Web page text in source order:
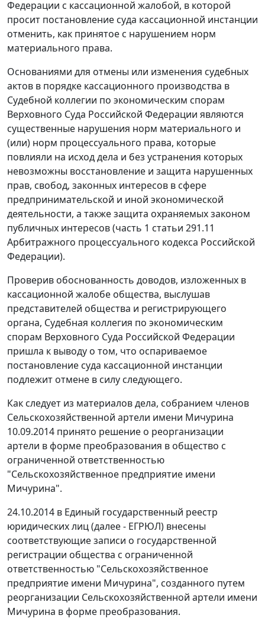
Федерации с кассационной жалобой, в которой
просит постановление суда кассационной инстанции
отменить, как принятое с нарушением норм
материального права.
Основаниями для отмены или изменения судебных
актов в порядке кассационного производства в
Судебной коллегии по экономическим спорам
Верховного Суда Российской Федерации являются
существенные нарушения норм материального и
(или) норм процессуального права, которые
повлияли на исход дела и без устранения которых
невозможны восстановление и защита нарушенных
прав, свобод, законных интересов в сфере
предпринимательской и иной экономической
деятельности, а также защита охраняемых законом
публичных интересов (часть 1 статьи 291.11
Арбитражного процессуального кодекса Российской
Федерации).
Проверив обоснованность доводов, изложенных в
кассационной жалобе общества, выслушав
представителей общества и регистрирующего
органа, Судебная коллегия по экономическим
спорам Верховного Суда Российской Федерации
пришла к выводу о том, что оспариваемое
постановление суда кассационной инстанции
подлежит отмене в силу следующего.
Как следует из материалов дела, собранием членов
Сельскохозяйственной артели имени Мичурина
10.09.2014 принято решение о реорганизации
артели в форме преобразования в общество с
ограниченной ответственностью
"Сельскохозяйственное предприятие имени
Мичурина".
24.10.2014 в Единый государственный реестр
юридических лиц (далее - ЕГРЮЛ) внесены
соответствующие записи о государственной
регистрации общества с ограниченной
ответственностью "Сельскохозяйственное
предприятие имени Мичурина", созданного путем
реорганизации Сельскохозяйственной артели имени
Мичурина в форме преобразования.